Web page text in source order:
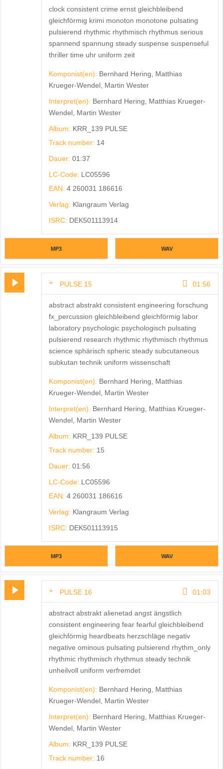
clock consistent crime ernst gleichbleibend
gleichförmig krimi monoton monotone pulsating
pulsierend rhythmic rhythmisch rhythmus serious
spannend spannung steady suspense suspenseful
thriller time uhr uniform zeit
Komponist(en): Bernhard Hering, Matthias
Krueger-Wendel, Martin Wester
Interpret(en): Bernhard Hering, Matthias Krueger-
Wendel, Martin Wester
Album: KRR_139 PULSE
Track number: 14
Dauer: 01:37
LC-Code: LC05596
EAN: 4 260031 186616
Verlag: Klangraum Verlag
ISRC: DEK501113914
MP3 WAV
PULSE 15 01:56
abstract abstrakt consistent engineering forschung
fx_percussion gleichbleibend gleichförmig labor
laboratory psychologic psychologisch pulsating
pulsierend research rhythmic rhythmisch rhythmus
science sphärisch spheric steady subcutaneous
subkutan technik uniform wissenschaft
Komponist(en): Bernhard Hering, Matthias
Krueger-Wendel, Martin Wester
Interpret(en): Bernhard Hering, Matthias Krueger-
Wendel, Martin Wester
Album: KRR_139 PULSE
Track number: 15
Dauer: 01:56
LC-Code: LC05596
EAN: 4 260031 186616
Verlag: Klangraum Verlag
ISRC: DEK501113915
MP3 WAV
PULSE 16 01:03
abstract abstrakt alienetad angst ängstlich
consistent engineering fear fearful gleichbleibend
gleichförmig heardbeats herzschläge negativ
negative ominous pulsating pulsierend rhythm_only
rhythmic rhythmisch rhythmus steady technik
unheilvoll uniform verfremdet
Komponist(en): Bernhard Hering, Matthias
Krueger-Wendel, Martin Wester
Interpret(en): Bernhard Hering, Matthias Krueger-
Wendel, Martin Wester
Album: KRR_139 PULSE
Track number: 16